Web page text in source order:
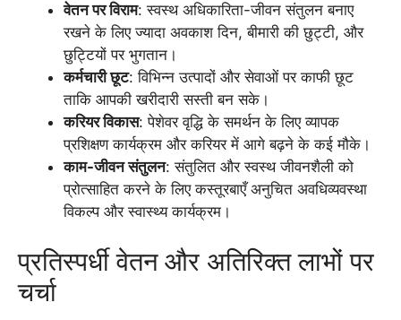
वेतन पर विराम: स्वस्थ अधिकारिता-जीवन संतुलन बनाए
रखने के लिए ज्यादा अवकाश दिन, बीमारी की छुट्टी, और
छुट्टियों पर भुगतान।
कर्मचारी छूट: विभिन्न उत्पादों और सेवाओं पर काफी छूट
ताकि आपकी खरीदारी सस्ती बन सके।
करियर विकास: पेशेवर वृद्धि के समर्थन के लिए व्यापक
प्रशिक्षण कार्यक्रम और करियर में आगे बढ़ने के कई मौके।
काम-जीवन संतुलन: संतुलित और स्वस्थ जीवनशैली को
प्रोत्साहित करने के लिए कस्तूरबाएँ अनुचित अवधिव्यवस्था
विकल्प और स्वास्थ्य कार्यक्रम।
प्रतिस्पर्धी वेतन और अतिरिक्त लाभों पर
चर्चा